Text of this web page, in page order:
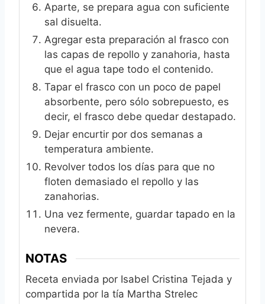
Aparte, se prepara agua con suficiente
sal disuelta.
Agregar esta preparación al frasco con
las capas de repollo y zanahoria, hasta
que el agua tape todo el contenido.
Tapar el frasco con un poco de papel
absorbente, pero sólo sobrepuesto, es
decir, el frasco debe quedar destapado.
Dejar encurtir por dos semanas a
temperatura ambiente.
Revolver todos los días para que no
floten demasiado el repollo y las
zanahorias.
Una vez fermente, guardar tapado en la
nevera.
NOTAS
Receta enviada por Isabel Cristina Tejada y
compartida por la tía Martha Strelec